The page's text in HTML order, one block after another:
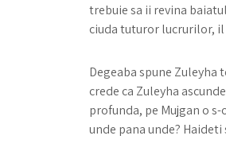
trebuie sa ii revina
ciuda tuturor lucrurilor, il
Degeaba spune Zuleyha
crede ca Zuleyha
profunda, pe Mujgan o
unde pana unde? Haideti